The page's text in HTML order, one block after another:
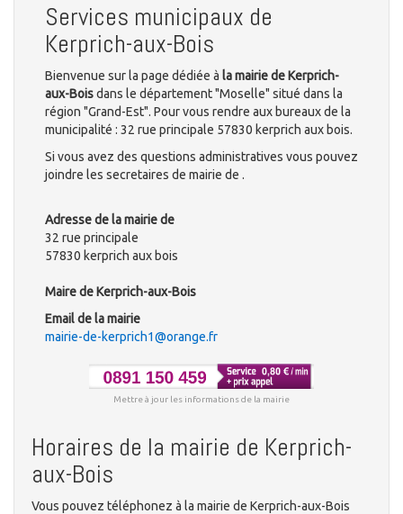
Services municipaux de
Kerprich-aux-Bois
Bienvenue sur la page dédiée à la mairie de Kerprich-
aux-Boisdans le département "Moselle" situé dans la
région "Grand-Est". Pour vous rendre aux bureaux de la
municipalité : 32 rue principale 57830 kerprich aux bois.
Si vous avez des questions administratives vous pouvez
joindre les secretaires de mairie de .
Adresse de la mairie de
32 rue principale
57830 kerprich aux bois
Maire de Kerprich-aux-Bois
Email de la mairie
mairie-de-kerprich1@orange.fr
Mettre à jour les informations de la mairie
Horaires de la mairie de Kerprich-
aux-Bois
Vous pouvez téléphonez à la mairie de Kerprich-aux-Bois